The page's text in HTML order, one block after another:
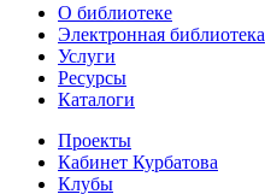
О библиотеке
Электронная библиотека
Услуги
Ресурсы
Каталоги
Проекты
Кабинет Курбатова
Клубы